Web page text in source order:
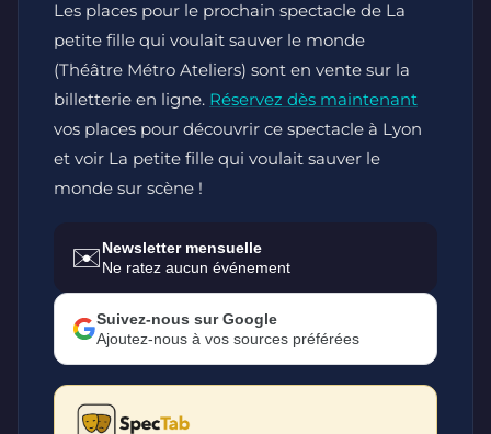
Les places pour le prochain spectacle de La
petite fille qui voulait sauver le monde
(Théâtre Métro Ateliers) sont en vente sur la
billetterie en ligne. Réservez dès maintenant
vos places pour découvrir ce spectacle à Lyon
et voir La petite fille qui voulait sauver le
monde sur scène !
✉️Newsletter mensuelle
Ne ratez aucun événement
Suivez-nous sur Google
Ajoutez-nous à vos sources préférées